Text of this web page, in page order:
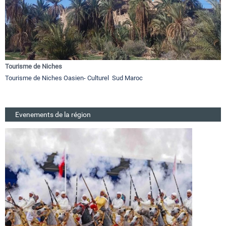
Tourisme de Niches
Tourisme de Niches Oasien- Culturel Sud Maroc
Evenements de la région